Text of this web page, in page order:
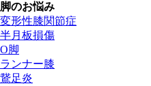
脚のお悩み
変形性膝関節症
半月板損傷
O脚
ランナー膝
鵞足炎